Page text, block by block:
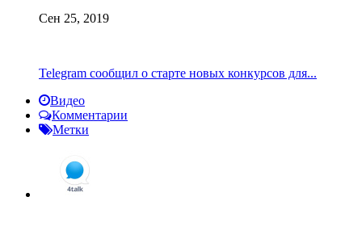
Сен 25, 2019
Telegram сообщил о старте новых конкурсов для...
Видео
Комментарии
Метки